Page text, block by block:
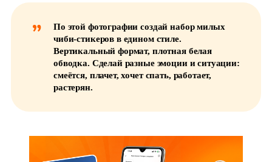
По этой фотографии создай набор милых
чиби-стикеров в едином стиле.
Вертикальный формат, плотная белая
обводка. Сделай разные эмоции и ситуации:
смеётся, плачет, хочет спать, работает,
растерян.